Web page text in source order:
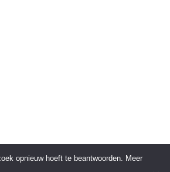
opnieuw hoeft te beantwoorden. Meer